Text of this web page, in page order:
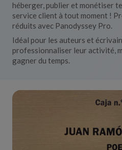
héberger, publier et monétiser
service client à tout moment !
réduits avec Panodyssey Pro.
Idéal pour les auteurs et
professionnaliser leur activité,
gagner du temps.